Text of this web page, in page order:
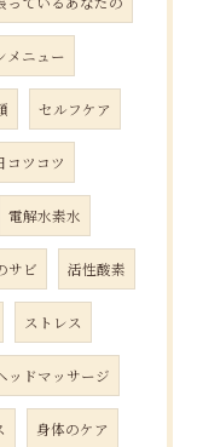
メニュー
セルフケア
コツコツ
電解水素水
サビ 活性酸素
ストレス
ッドマッサージ
身体のケア